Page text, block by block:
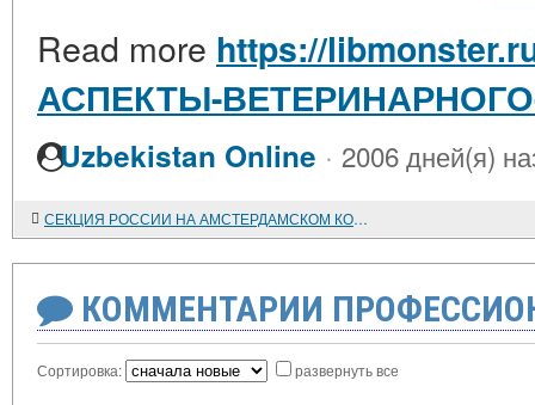
Read more https://
АСПЕКТЫ-
Uzbekistan Online · 2006 дней(я)
СЕКЦИЯ РОССИИ НА АМСТЕРДАМСКОМ КОНГРЕССЕ II ИНТЕРНАЦИОНАЛА 1904 ГОДА
КОММЕНТАРИИ
Сортировка: развернуть все